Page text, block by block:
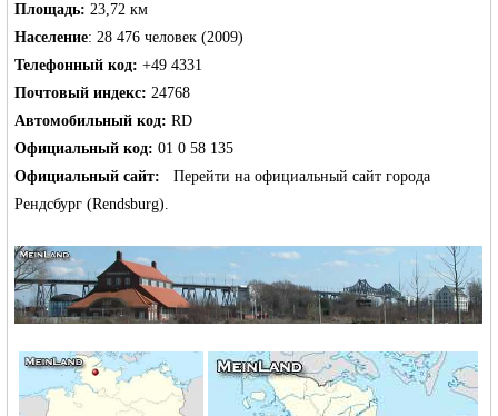
объявления в
Германии -
Площадь: 23,72 км
Население: 28 476 человек (2009)
Телефонный код: +49 4331
Почтовый индекс: 24768
Автомобильный код:RD
Официальный код: 01 0 58 135
Официальный сайт:
Перейти на официальный сайт города
Рендсбург (Rendsburg).